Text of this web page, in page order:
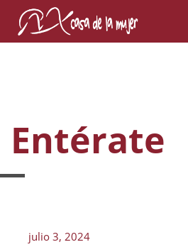
Entérate
julio 3, 2024